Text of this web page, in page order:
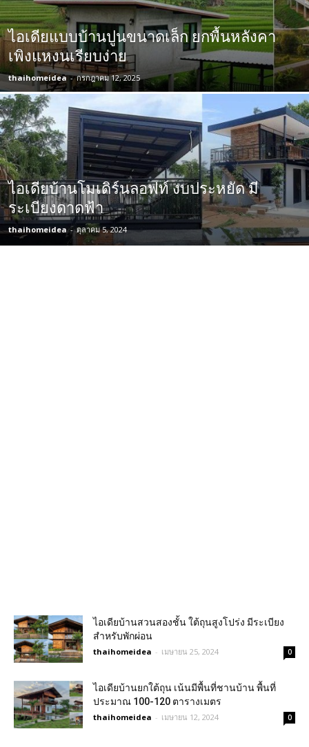
ไอเดียแบบบ้านปูนขนาดเล็ก ยกพื้นหลังคา
เพิงแหงนเรียบง่าย
thaihomeidea - กรกฎาคม 12, 2025
ไอเดียบ้านโมเดิร์นลอฟท์ งบประหยัด มี
ระเบียงดาดฟ้า
thaihomeidea - ตุลาคม 5, 2024
ไอเดียบ้านสวนสองชั้น ใต้ถุนสูงโปร่ง มีระเบียง
สำหรับพักผ่อน
thaihomeidea - เมษายน 25, 2024 0
ไอเดียบ้านยกใต้ถุน เน้นมีพื้นที่ชานบ้าน พื้นที่
ประมาณ 100-120 ตารางเมตร
thaihomeidea - เมษายน 12, 2024 0